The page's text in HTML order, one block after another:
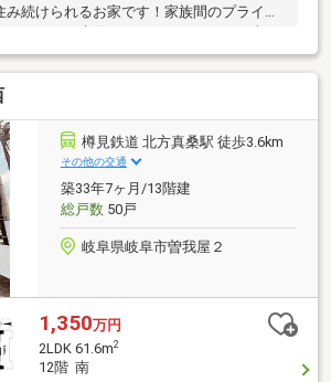
み続けられるお家です！家族間のプライベ
れます！・南面にあるバルコニーは日当り
物もしっかり乾かせます！・エントランス
ー付きオートロックで防犯設備も整ってい
中学校や幼稚園、保育園、公園が徒歩圏内
りお子さまが大きくなっても暮らせるお家
辺環境■■■・本荘小学校…徒歩約9分・本
歩約12分・東海道本線/高山本線「岐阜」
分・岐阜バス「本荘」停…徒歩約2分・カ
店…徒歩約13分・ローソンストア１００岐
…徒歩約1分
樽見鉄道 北方真桑駅 徒歩3.6km
その他の交通
築33年7ヶ月/13階建
総戸数50戸
岐阜県岐阜市曽我屋２
1,350万円
2LDK 61.6m2
12階 南